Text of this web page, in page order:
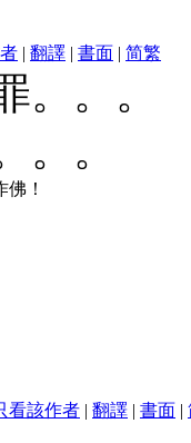
| 翻譯 | 書面 | 简繁
。。。
。。
！
看該作者 | 翻譯 | 書面 |